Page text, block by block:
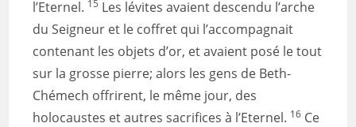
l’Eternel. 15 Les lévites avaient descendu l’arche
du Seigneur et le coffret qui l’accompagnait
contenant les objets d’or, et avaient posé le tout
sur la grosse pierre; alors les gens de Beth-
Chémech offrirent, le même jour, des
holocaustes et autres sacrifices à l’Eternel. 16 Ce